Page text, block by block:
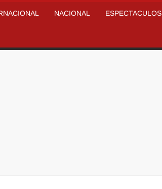
NACIONAL ESPECTACULOS